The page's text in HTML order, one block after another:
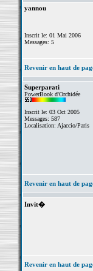
yannou
Inscrit le: 01 Mai 2006
Messages: 5
Revenir en haut de
Superparati
PowerBook d'Orchidée
Inscrit le: 03 Oct 2005
Messages: 587
Localisation: Ajaccio/Paris
Revenir en haut de
Invit�
Revenir en haut de